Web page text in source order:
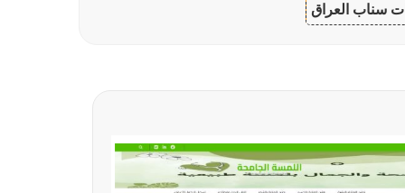
سناب العراق